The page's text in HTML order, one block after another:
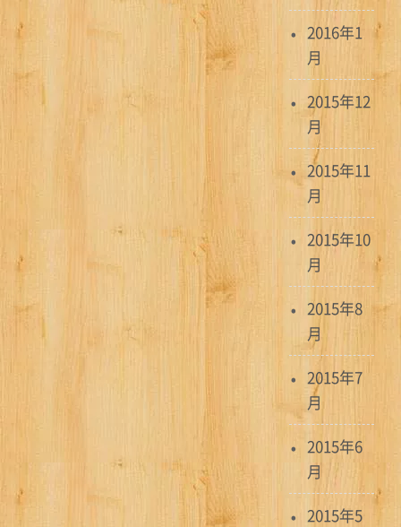
2016年1
月
2015年12
月
2015年11
月
2015年10
月
2015年8
月
2015年7
月
2015年6
月
2015年5